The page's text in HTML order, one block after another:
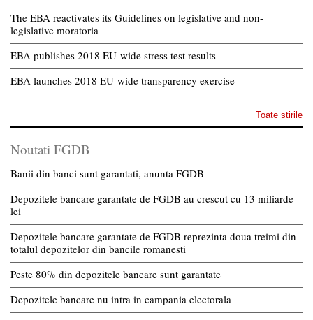
The EBA reactivates its Guidelines on legislative and non-
legislative moratoria
EBA publishes 2018 EU-wide stress test results
EBA launches 2018 EU-wide transparency exercise
Toate stirile
Noutati FGDB
Banii din banci sunt garantati, anunta FGDB
Depozitele bancare garantate de FGDB au crescut cu 13 miliarde
lei
Depozitele bancare garantate de FGDB reprezinta doua treimi din
totalul depozitelor din bancile romanesti
Peste 80% din depozitele bancare sunt garantate
Depozitele bancare nu intra in campania electorala